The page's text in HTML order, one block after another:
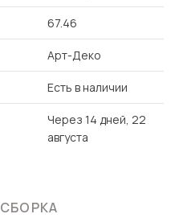
67.46
Арт-Деко
Есть в наличии
Через 14 дней, 22
августа
СБОРКА